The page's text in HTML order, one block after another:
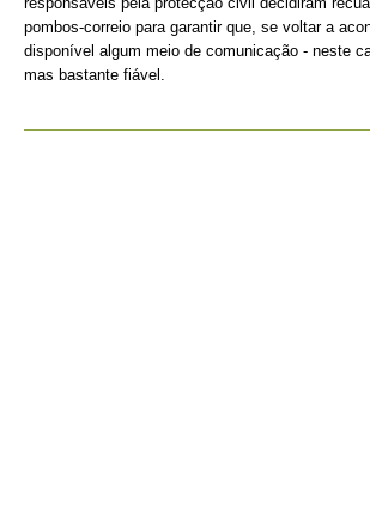
pombos-correio para garantir que, se voltar a
disponível algum meio de comunicação - neste
mas bastante fiável.